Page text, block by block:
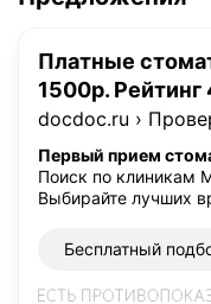
Платные
1500р. Рейтинг
docdoc.ru ›
Первый прием
Поиск по клиникам
Выбирайте лучших
Бесплатный